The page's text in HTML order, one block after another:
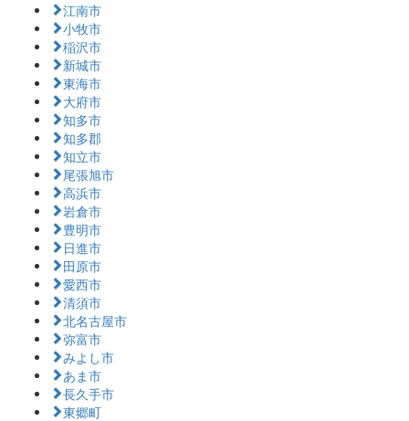
江南市
小牧市
稲沢市
新城市
東海市
大府市
知多市
知多郡
知立市
尾張旭市
高浜市
岩倉市
豊明市
日進市
田原市
愛西市
清須市
北名古屋市
弥富市
みよし市
あま市
長久手市
東郷町